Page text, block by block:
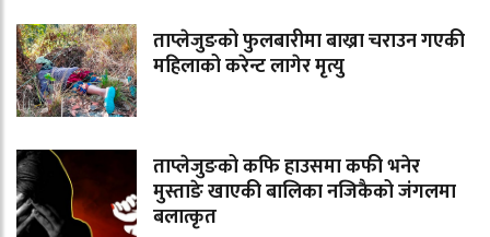
ताप्लेजुङको फुलबारीमा बाख्रा चराउन गएकी
महिलाको करेन्ट लागेर मृत्यु
ताप्लेजुङको कफि हाउसमा कफी भनेर
मुस्ताङे खाएकी बालिका नजिकैको जंगलमा
बलात्कृत